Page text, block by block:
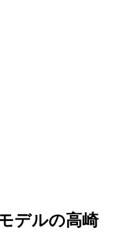
デルの高崎